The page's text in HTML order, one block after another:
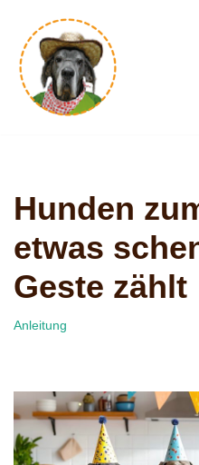
Zum
Inhalt
springen
Hunden
etwas
Geste zählt
Anleitung